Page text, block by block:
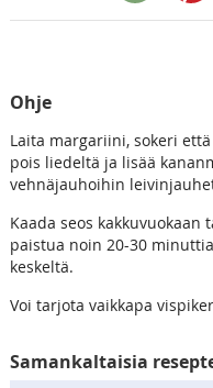
Ohje
Laita margariini, sokeri
pois liedeltä ja lisää
vehnäjauhoihin
Kaada seos
paistua noin 20-30
keskeltä.
Voi tarjota vaikkapa
Samankaltaisia